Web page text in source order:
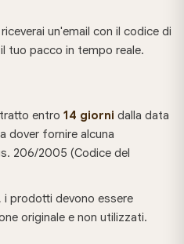
un'email con il codice di
tuo pacco in tempo reale.
entro 14 giorni dalla data
dover fornire alcuna
206/2005 (Codice del
i prodotti devono essere
originale e non utilizzati.